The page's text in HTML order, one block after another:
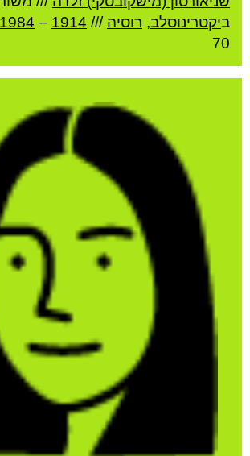
ביקטרינוסלב, רוסיה ///
1914
–
1984
70